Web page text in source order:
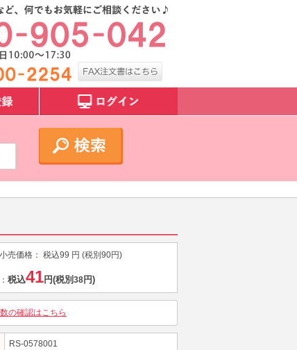
売価格： 税込99 円 (税別 90円)
税込41円(税別 38円)
の確認はこちら
RS-0578001